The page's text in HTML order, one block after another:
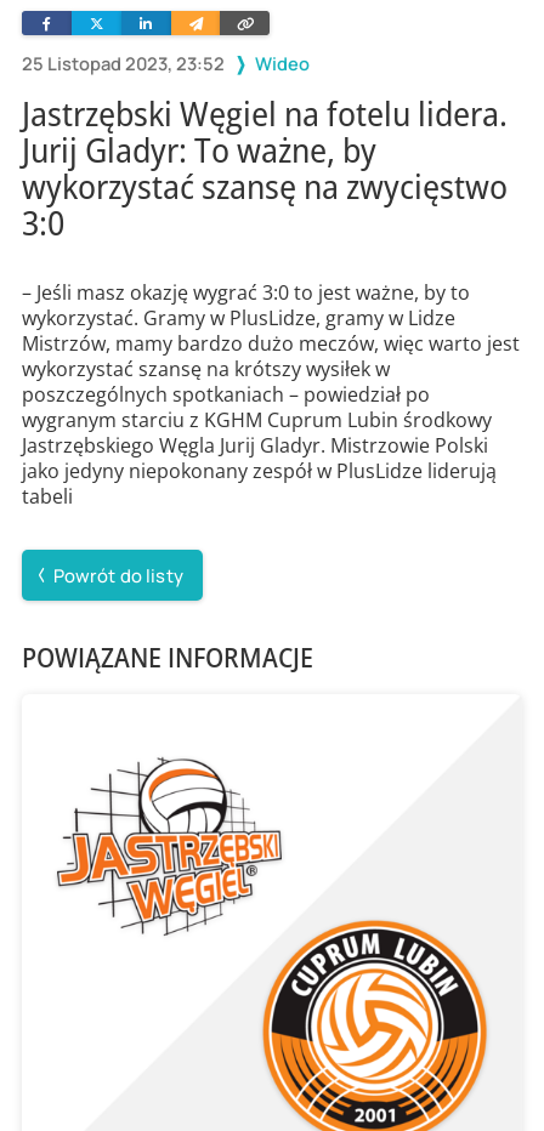
25 Listopad 2023, 23:52 Wideo
FacebookTwitterLinkedinWyślij
e-
Skopiuj
link
Jastrzębski Węgiel na fotelu lidera.
Jurij Gladyr: To ważne, by
wykorzystać szansę na zwycięstwo
3:0
– Jeśli masz okazję wygrać 3:0 to jest ważne, by to
wykorzystać. Gramy w PlusLidze, gramy w Lidze
Mistrzów, mamy bardzo dużo meczów, więc warto jest
wykorzystać szansę na krótszy wysiłek w
poszczególnych spotkaniach – powiedział po
wygranym starciu z KGHM Cuprum Lubin środkowy
Jastrzębskiego Węgla Jurij Gladyr. Mistrzowie Polski
jako jedyny niepokonany zespół w PlusLidze liderują
tabeli
Powrót do listy
POWIĄZANE INFORMACJE